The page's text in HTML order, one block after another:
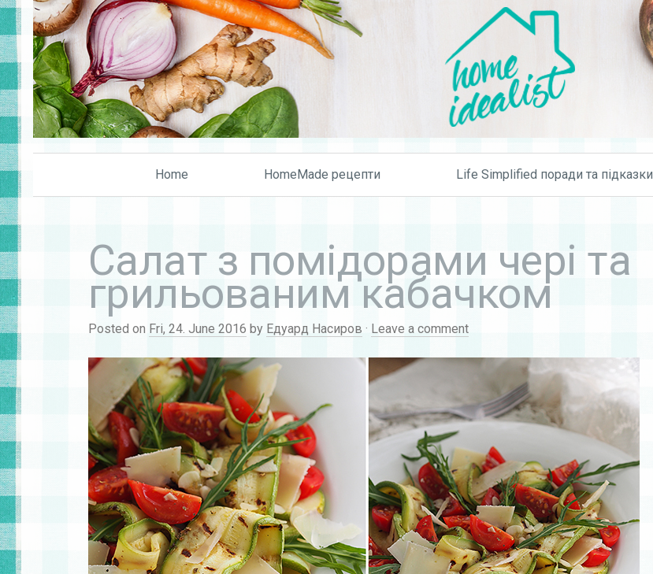
Skip to content
Home HomeMade рецепти Life Simplified поради та підказки
Салат з помідорами чері та
грильованим кабачком
Posted on Fri, 24. June 2016 by Едуард Насиров · Leave a comment